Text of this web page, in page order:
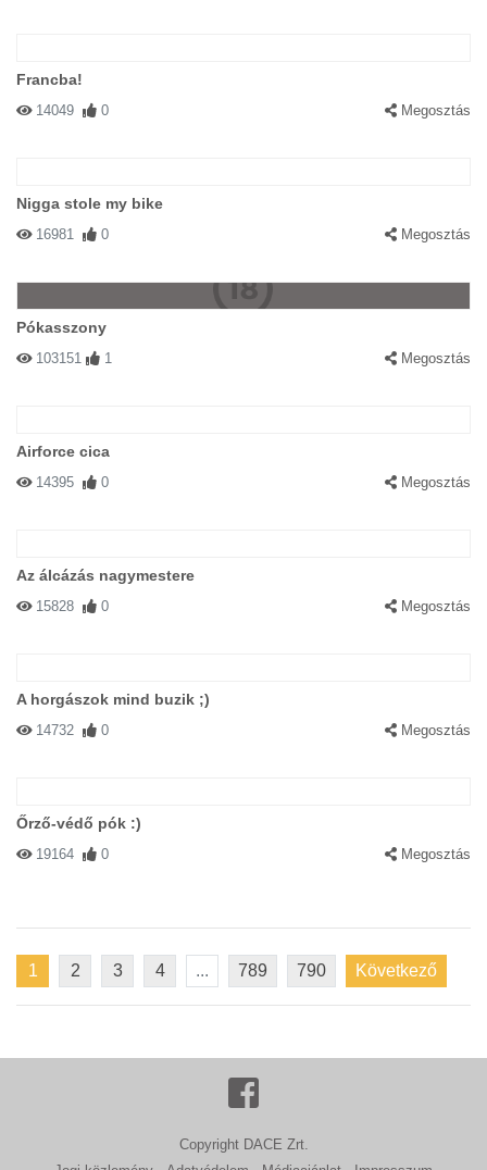
Francba!
14049 0 Megosztás
Nigga stole my bike
16981 0 Megosztás
Pókasszony
103151 1 Megosztás
Airforce cica
14395 0 Megosztás
Az álcázás nagymestere
15828 0 Megosztás
A horgászok mind buzik ;)
14732 0 Megosztás
Őrző-védő pók :)
19164 0 Megosztás
1 2 3 4 ... 789 790 Következő
Copyright DACE Zrt.